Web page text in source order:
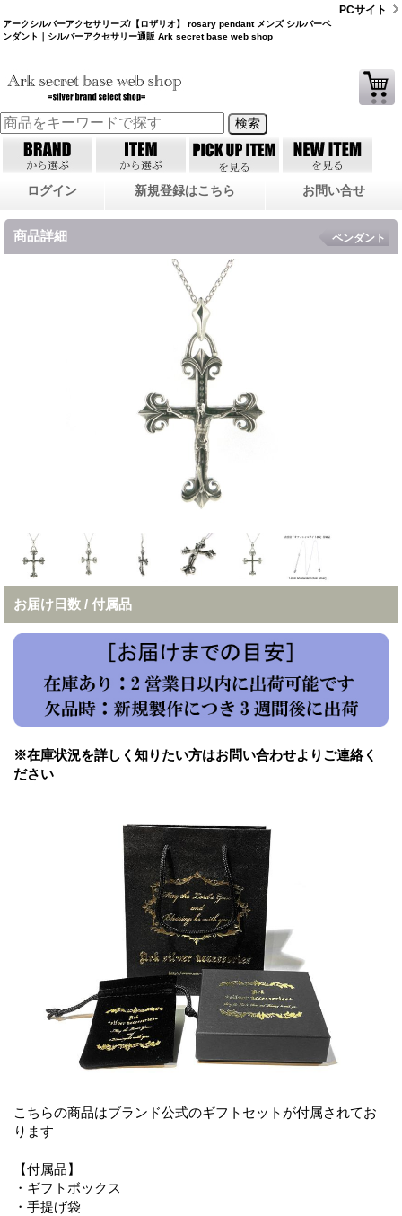
アークシルバーアクセサリーズ/【ロザリオ】 rosary pendant メンズ シルバーペ
ンダント｜シルバーアクセサリー通販 Ark secret base web shop
PCサイト
ログイン 新規登録はこちら お問い合せ
商品詳細 ペンダント
お届け日数 / 付属品
※在庫状況を詳しく知りたい方はお問い合わせよりご連絡く
ださい
こちらの商品はブランド公式のギフトセットが付属されてお
ります
【付属品】
・ギフトボックス
・手提げ袋